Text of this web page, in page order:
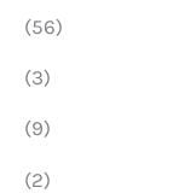
(56)
(3)
(9)
(2)